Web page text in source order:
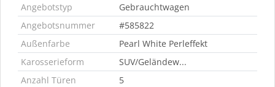
Angebotstyp
Gebrauchtwagen
Angebotsnummer
#585822
Außenfarbe
Pearl White Perleffekt
Karosserieform
SUV/Geländew...
Anzahl Türen
5